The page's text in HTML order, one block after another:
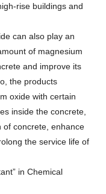
rise buildings and
can also play an
of magnesium
and improve its
the products
oxide with certain
inside the concrete,
of concrete, enhance
the service life of
” in Chemical